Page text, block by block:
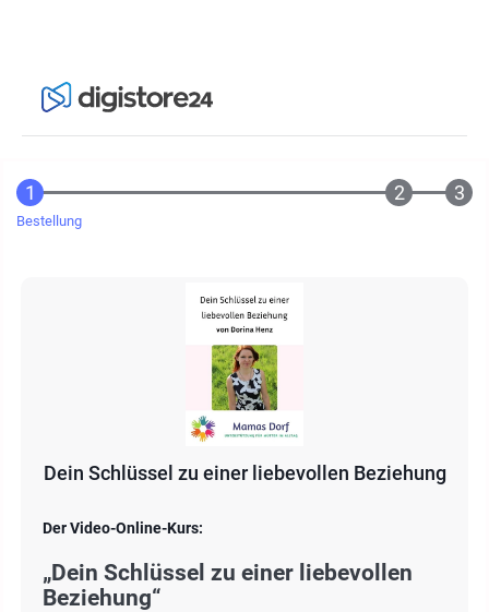
Bestellung
Dein Schlüssel zu einer liebevollen Beziehung
Der Video-Online-Kurs:
„Dein Schlüssel zu einer liebevollen
Beziehung“